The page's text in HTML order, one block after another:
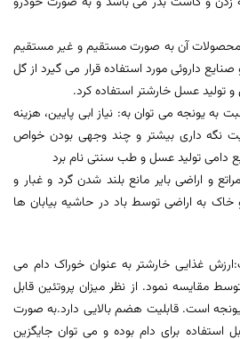
آن به صورت مستقیم و غیر مستقیم
داروئی مورد استفاده قرار می گیرد از گل
تولید عسل خارشتر استفاده کرد.
به یونجه می توان به: نیاز ابی پایین، هزینه
نگه داری بیشتر و چند وجهی بودن خواص
دامی تولید عسل و طب سنتی نام برد
و اراضی بایر مانع بلند شدن گرد و غبار و
به اراضی توسط باد در حاشیه بیابان ها
غذایی خارشتر به عنوان خوراک دام می
مقایسه نمود. از نظر میزان پروتئین قابل
یونجه است. قابلیت هضم بالایی دارد.به صورت
برای دام بوده و می توان جایگزین